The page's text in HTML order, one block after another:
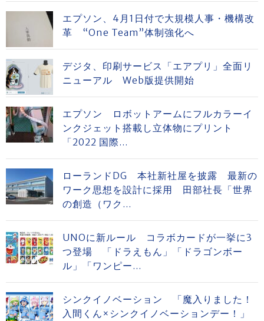
エプソン、4月1日付で大規模人事・機構改
革 “One Team”体制強化へ
デジタ、印刷サービス「エアプリ」全面リ
ニューアル Web版提供開始
エプソン ロボットアームにフルカラーイ
ンクジェット搭載し立体物にプリント
「2022 国際...
ローランドDG 本社新社屋を披露 最新の
ワーク思想を設計に採用 田部社長「世界
の創造（ワク...
UNOに新ルール コラボカードが一挙に3
つ登場 「ドラえもん」「ドラゴンボー
ル」「ワンピー...
シンクイノベーション 「魔入りました！
入間くん×シンクイノベーションデー！」